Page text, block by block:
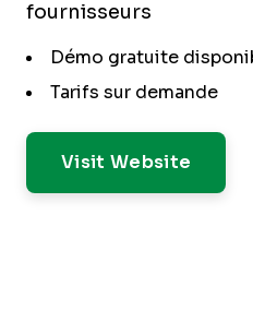
fournisseurs
Démo gratuite
Tarifs sur demande
Visit Website